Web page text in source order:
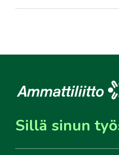
Sillä sinun